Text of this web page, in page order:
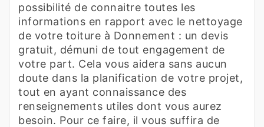
possibilité de connaitre toutes les
informations en rapport avec le nettoyage
de votre toiture à Donnement : un devis
gratuit, démuni de tout engagement de
votre part. Cela vous aidera sans aucun
doute dans la planification de votre projet,
tout en ayant connaissance des
renseignements utiles dont vous aurez
besoin. Pour ce faire, il vous suffira de